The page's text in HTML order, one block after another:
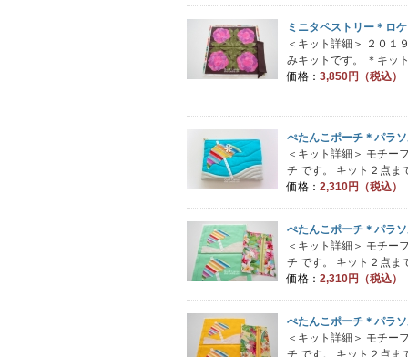
ミニタペストリー＊ロ
＜キット詳細＞ ２０１
みキットです。 ＊キッ
価格： 3,850円（税込）
ぺたんこポーチ＊パラ
＜キット詳細＞ モチー
チ です。 キット２点ま
価格： 2,310円（税込）
ぺたんこポーチ＊パラ
＜キット詳細＞ モチー
チ です。 キット２点ま
価格： 2,310円（税込）
ぺたんこポーチ＊パラ
＜キット詳細＞ モチー
チ です。 キット２点ま